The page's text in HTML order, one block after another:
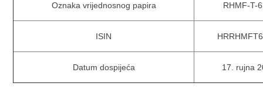
Oznaka vrijednosnog papira RHMF-T-
ISIN
Datum dospijeća 17. rujna